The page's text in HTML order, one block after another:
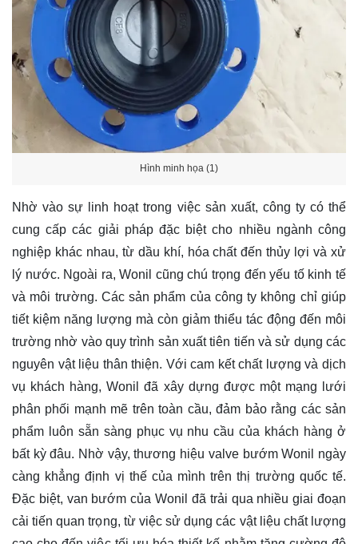
Hình minh họa (1)
Nhờ vào sự linh hoạt trong việc sản xuất, công ty có thể
cung cấp các giải pháp đặc biệt cho nhiều ngành công
nghiệp khác nhau, từ dầu khí, hóa chất đến thủy lợi và xử
lý nước. Ngoài ra, Wonil cũng chú trọng đến yếu tố kinh tế
và môi trường. Các sản phẩm của công ty không chỉ giúp
tiết kiệm năng lượng mà còn giảm thiểu tác động đến môi
trường nhờ vào quy trình sản xuất tiên tiến và sử dụng các
nguyên vật liệu thân thiện. Với cam kết chất lượng và dịch
vụ khách hàng, Wonil đã xây dựng được một mạng lưới
phân phối mạnh mẽ trên toàn cầu, đảm bảo rằng các sản
phẩm luôn sẵn sàng phục vụ nhu cầu của khách hàng ở
bất kỳ đâu. Nhờ vậy, thương hiệu valve bướm Wonil ngày
càng khẳng định vị thế của mình trên thị trường quốc tế.
Đặc biệt, van bướm của Wonil đã trải qua nhiều giai đoạn
cải tiến quan trọng, từ việc sử dụng các vật liệu chất lượng